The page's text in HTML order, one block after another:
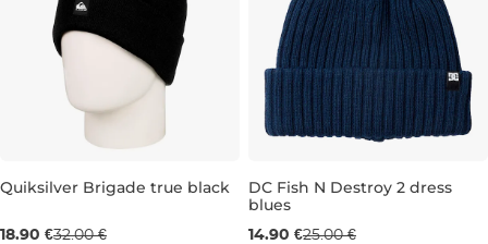
Quiksilver Brigade true black
18.90 €32.00 €
DC Fish N Destroy 2 dress
blues
14.90 €25.00 €